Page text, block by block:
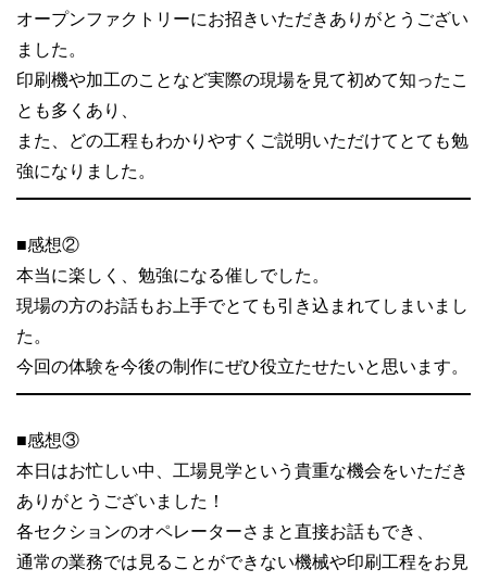
オープンファクトリーにお招きいただきありがとうござい
ました。
印刷機や加工のことなど実際の現場を見て初めて知ったこ
とも多くあり、
また、どの工程もわかりやすくご説明いただけてとても勉
強になりました。
■感想②
本当に楽しく、勉強になる催しでした。
現場の方のお話もお上手でとても引き込まれてしまいまし
た。
今回の体験を今後の制作にぜひ役立たせたいと思います。
■感想③
本日はお忙しい中、工場見学という貴重な機会をいただき
ありがとうございました！
各セクションのオペレーターさまと直接お話もでき、
通常の業務では見ることができない機械や印刷工程をお見